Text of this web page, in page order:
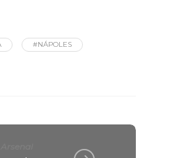
#NÁPOLES